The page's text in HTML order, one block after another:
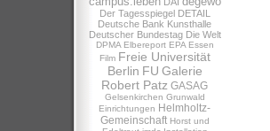
Der Tagesspiegel DETAIL
Deutsche Bank Kunsthalle
Deutscher Bundestag Die Welt
DPMA Elbereport EPA Essen
Film Freie Universität
Berlin FU Galerie
Robert Patz GASAG
Gelsenkirchen Grunwald
Einrichtungen Helmholtz-
Gemeinschaft Horst und